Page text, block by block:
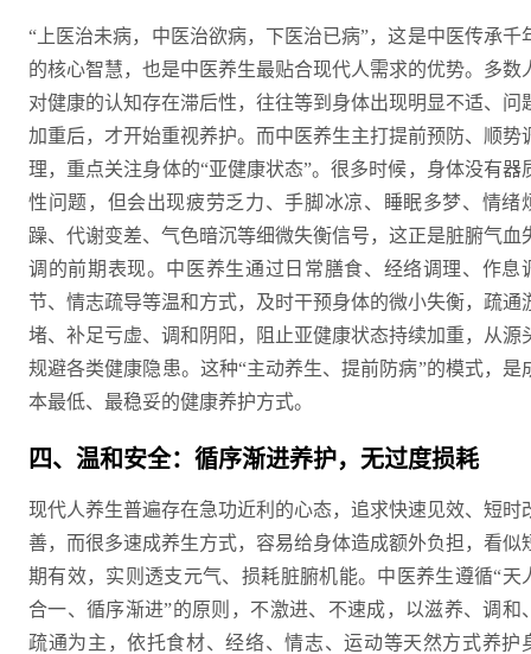
“上医治未病，中医治欲病，下医治已病”，这是中医传承千
的核心智慧，也是中医养生最贴合现代人需求的优势。多数
对健康的认知存在滞后性，往往等到身体出现明显不适、问
加重后，才开始重视养护。而中医养生主打提前预防、顺势
理，重点关注身体的“亚健康状态”。很多时候，身体没有器
性问题，但会出现疲劳乏力、手脚冰凉、睡眠多梦、情绪
躁、代谢变差、气色暗沉等细微失衡信号，这正是脏腑气血
调的前期表现。中医养生通过日常膳食、经络调理、作息
节、情志疏导等温和方式，及时干预身体的微小失衡，疏通
堵、补足亏虚、调和阴阳，阻止亚健康状态持续加重，从源
规避各类健康隐患。这种“主动养生、提前防病”的模式，是
本最低、最稳妥的健康养护方式。
四、温和安全：循序渐进养护，无过度损耗
现代人养生普遍存在急功近利的心态，追求快速见效、短时
善，而很多速成养生方式，容易给身体造成额外负担，看似
期有效，实则透支元气、损耗脏腑机能。中医养生遵循“天
合一、循序渐进”的原则，不激进、不速成，以滋养、调和
疏通为主，依托食材、经络、情志、运动等天然方式养护